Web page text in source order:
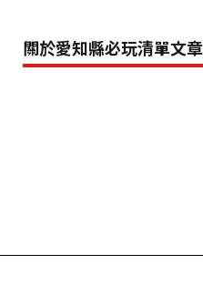
關於愛知縣必玩清單文章